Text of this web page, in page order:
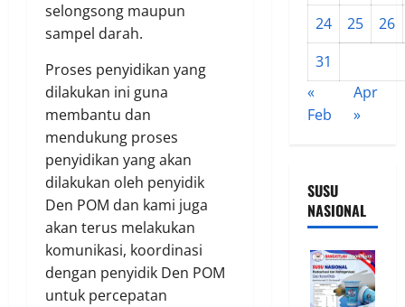
selongsong maupun
sampel darah.
Proses penyidikan yang
dilakukan ini guna
membantu dan
mendukung proses
penyidikan yang akan
dilakukan oleh penyidik
Den POM dan kami juga
akan terus melakukan
komunikasi, koordinasi
dengan penyidik Den POM
untuk percepatan
24
25
26
31
«
Feb
Apr
»
SUSU
NASIONAL